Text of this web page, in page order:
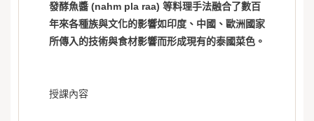
發酵魚醬 (nahm pla raa) 等料理手法融合了數百
年來各種族與文化的影響如印度、中國、歐洲國家
所傳入的技術與食材影響而形成現有的泰國菜色。
授課內容